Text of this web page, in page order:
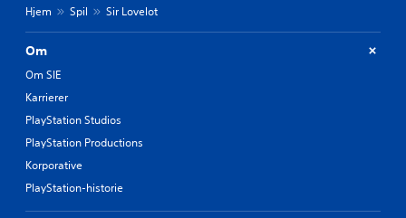
Hjem Spil Sir Lovelot
Om
Om SIE
Karrierer
PlayStation Studios
PlayStation Productions
Korporative
PlayStation-historie